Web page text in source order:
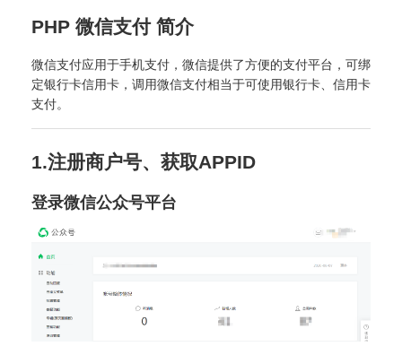
PHP 微信支付 简介
微信支付应用于手机支付，微信提供了方便的支付平台，可绑
定银行卡信用卡，调用微信支付相当于可使用银行卡、信用卡
支付。
1.注册商户号、获取APPID
登录微信公众号平台